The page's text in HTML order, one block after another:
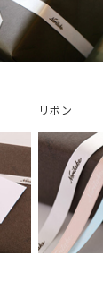
リボン